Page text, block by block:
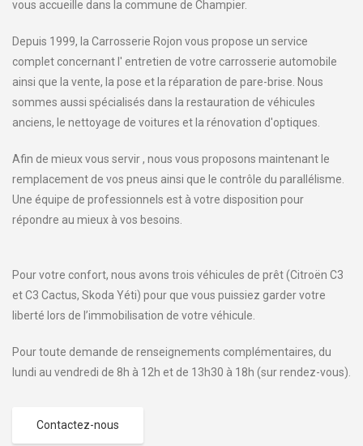
vous accueille dans la commune de Champier.
Depuis 1999, la Carrosserie Rojon vous propose un service
complet concernant l' entretien de votre carrosserie automobile
ainsi que la vente, la pose et la réparation de pare-brise. Nous
sommes aussi spécialisés dans la restauration de véhicules
anciens, le nettoyage de voitures et la rénovation d'optiques.
Afin de mieux vous servir , nous vous proposons maintenant le
remplacement de vos pneus ainsi que le contrôle du parallélisme.
Une équipe de professionnels est à votre disposition pour
répondre au mieux à vos besoins.
Pour votre confort, nous avons trois véhicules de prêt (Citroën C3
et C3 Cactus, Skoda Yéti) pour que vous puissiez garder votre
liberté lors de l’immobilisation de votre véhicule.
Pour toute demande de renseignements complémentaires, du
lundi au vendredi de 8h à 12h et de 13h30 à 18h (sur rendez-vous).
Contactez-nous